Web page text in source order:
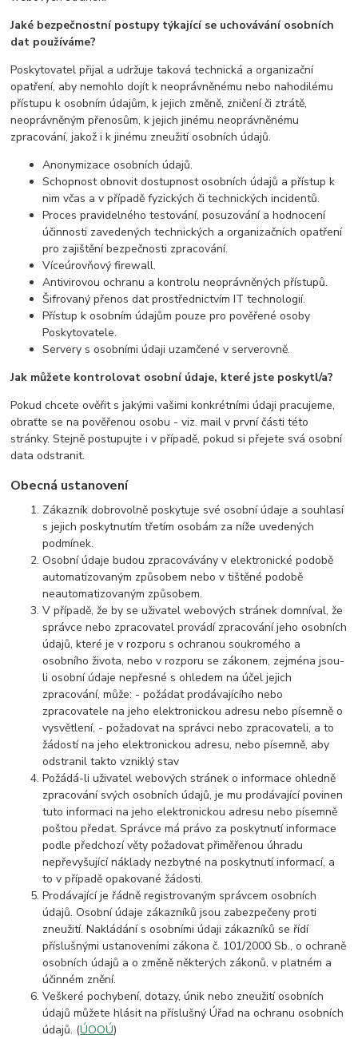
Jaké bezpečnostní postupy týkající se uchovávání osobních
dat používáme?
Poskytovatel přijal a udržuje taková technická a organizační
opatření, aby nemohlo dojít k neoprávněnému nebo nahodilému
přístupu k osobním údajům, k jejich změně, zničení či ztrátě,
neoprávněným přenosům, k jejich jinému neoprávněnému
zpracování, jakož i k jinému zneužití osobních údajů.
Anonymizace osobních údajů.
Schopnost obnovit dostupnost osobních údajů a přístup k
nim včas a v případě fyzických či technických incidentů.
Proces pravidelného testování, posuzování a hodnocení
účinnosti zavedených technických a organizačních opatření
pro zajištění bezpečnosti zpracování.
Víceúrovňový firewall.
Antivirovou ochranu a kontrolu neoprávněných přístupů.
Šifrovaný přenos dat prostřednictvím IT technologií.
Přístup k osobním údajům pouze pro pověřené osoby
Poskytovatele.
Servery s osobními údaji uzamčené v serverovně.
Jak můžete kontrolovat osobní údaje, které jste poskytl/a?
Pokud chcete ověřit s jakými vašimi konkrétními údaji pracujeme,
obraťte se na pověřenou osobu - viz. mail v první části této
stránky. Stejně postupujte i v případě, pokud si přejete svá osobní
data odstranit.
Obecná ustanovení
Zákazník dobrovolně poskytuje své osobní údaje a souhlasí
s jejich poskytnutím třetím osobám za níže uvedených
podmínek.
Osobní údaje budou zpracovávány v elektronické podobě
automatizovaným způsobem nebo v tištěné podobě
neautomatizovaným způsobem.
V případě, že by se uživatel webových stránek domníval, že
správce nebo zpracovatel provádí zpracování jeho osobních
údajů, které je v rozporu s ochranou soukromého a
osobního života, nebo v rozporu se zákonem, zejména jsou-
li osobní údaje nepřesné s ohledem na účel jejich
zpracování, může: - požádat prodávajícího nebo
zpracovatele na jeho elektronickou adresu nebo písemně o
vysvětlení, - požadovat na správci nebo zpracovateli, a to
žádostí na jeho elektronickou adresu, nebo písemně, aby
odstranil takto vzniklý stav
Požádá-li uživatel webových stránek o informace ohledně
zpracování svých osobních údajů, je mu prodávající povinen
tuto informaci na jeho elektronickou adresu nebo písemně
poštou předat. Správce má právo za poskytnutí informace
podle předchozí věty požadovat přiměřenou úhradu
nepřevyšující náklady nezbytné na poskytnutí informací, a
to v případě opakované žádosti.
Prodávající je řádně registrovaným správcem osobních
údajů. Osobní údaje zákazníků jsou zabezpečeny proti
zneužití. Nakládání s osobními údaji zákazníků se řídí
příslušnými ustanoveními zákona č. 101/2000 Sb., o ochraně
osobních údajů a o změně některých zákonů, v platném a
účinném znění.
Veškeré pochybení, dotazy, únik nebo zneužití osobních
údajů můžete hlásit na příslušný Úřad na ochranu osobních
údajů. (ÚOOÚ)